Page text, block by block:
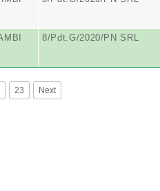
8/Pdt.G/2020/PN SRL
23 Next